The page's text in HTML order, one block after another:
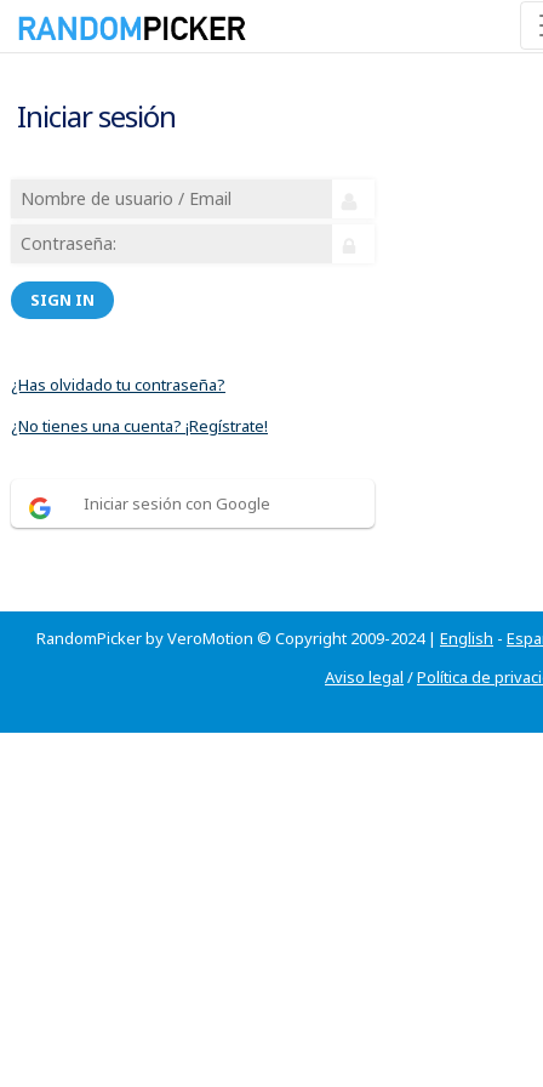
Iniciar sesión
SIGN IN
¿Has olvidado tu contraseña?
¿No tienes una cuenta? ¡Regístrate!
Iniciar sesión con Google
RandomPicker by VeroMotion © Copyright 2009-2024 | English -
Aviso legal /Política de